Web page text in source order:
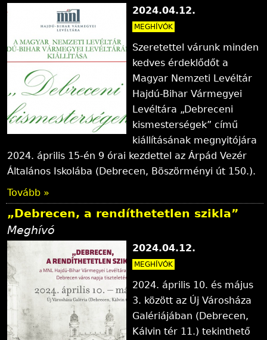
n
e
h
e
l
y
2024.04.12.
MEGHÍVÓK
Szeretettel várunk minden
kedves érdeklődőt a
Magyar Nemzeti Levéltár
Hajdú-Bihar Vármegyei
Levéltára „Debreceni
kismesterségek” című
kiállításának megnyitójára
2024. április 15-én 9 órai kezdettel az Árpád Vezér
Általános Iskolába (Debrecen, Böszörményi út 150.).
Tovább »
„Debrecen, a rendíthetetlen szikla”
Meghívó
2024.04.12.
MEGHÍVÓK
2024. április 10. és május
3. között az Új Városháza
Galériájában (Debrecen,
Kálvin tér 11.) tekinthető